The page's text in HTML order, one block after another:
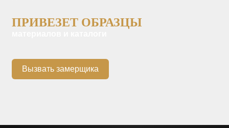
ПРИВЕЗЕТ ОБРАЗЦЫ
Вызвать замерщика